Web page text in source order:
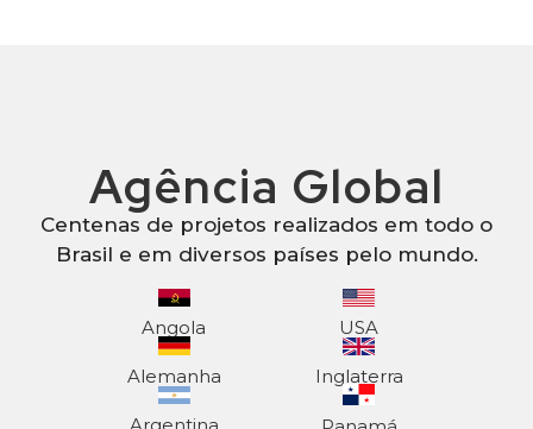
Agência Global
Centenas de projetos realizados em todo o
Brasil e em diversos países pelo mundo.
Angola
Alemanha
USA
Inglaterra